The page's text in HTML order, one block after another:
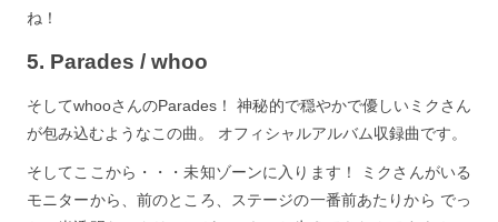
ね！
5. Parades / whoo
そしてwhooさんのParades！ 神秘的で穏やかで優しいミクさん
が包み込むようなこの曲。 オフィシャルアルバム収録曲です。
そしてここから・・・未知ゾーンに入ります！ ミクさんがいる
モニターから、前のところ、ステージの一番前あたりから でっ